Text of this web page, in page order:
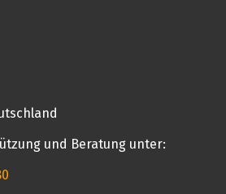
und Beratung unter: